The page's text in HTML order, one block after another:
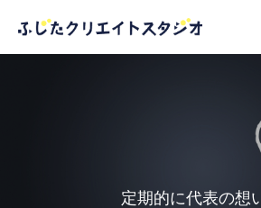
定期的に代表の想い